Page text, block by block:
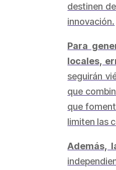
destinen
innovación.
Para
locales,
seguirán
que
que
limiten las
Además,